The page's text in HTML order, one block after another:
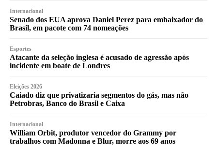
Internacional
Senado dos EUA aprova Daniel Perez para embaixador do
Brasil, em pacote com 74 nomeações
Esportes
Atacante da seleção inglesa é acusado de agressão após
incidente em boate de Londres
Eleições 2026
Caiado diz que privatizaria segmentos do gás, mas não
Petrobras, Banco do Brasil e Caixa
Internacional
William Orbit, produtor vencedor do Grammy por
trabalhos com Madonna e Blur, morre aos 69 anos